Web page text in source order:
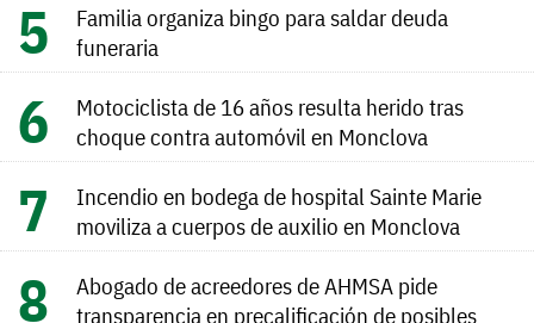
Familia organiza bingo para saldar deuda
funeraria
Motociclista de 16 años resulta herido tras
choque contra automóvil en Monclova
Incendio en bodega de hospital Sainte Marie
moviliza a cuerpos de auxilio en Monclova
Abogado de acreedores de AHMSA pide
transparencia en precalificación de posibles